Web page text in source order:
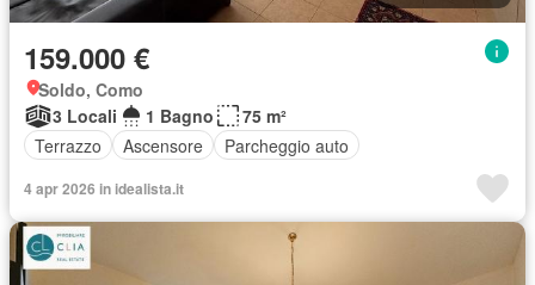
159.000 €
Soldo, Como
3 Locali
1 Bagno
75 m²
Terrazzo
Ascensore Parcheggio auto
4 apr 2026 in idealista.it